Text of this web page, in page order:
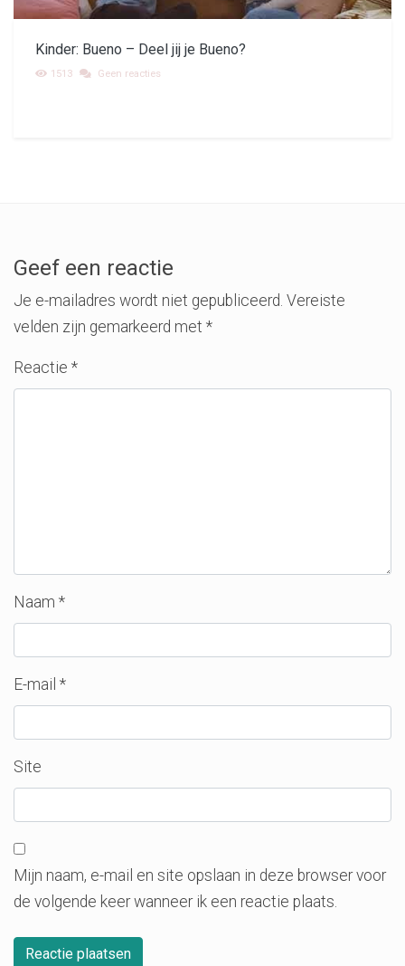
Kinder: Bueno – Deel jij je Bueno?
1513 Geen reacties
Geef een reactie
Je e-mailadres wordt niet gepubliceerd. Vereiste
velden zijn gemarkeerd met *
Reactie *
Naam *
E-mail *
Site
Mijn naam, e-mail en site opslaan in deze browser voor
de volgende keer wanneer ik een reactie plaats.